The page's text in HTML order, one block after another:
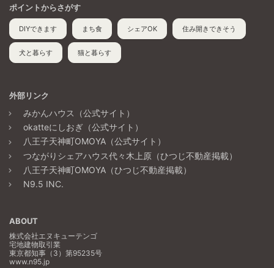
ポイントからさがす
DIYできます まち食 シェアOK 住み開きできそう
犬と暮らす 猫と暮らす
外部リンク
みかんハウス（公式サイト）
okatteにしおぎ（公式サイト）
八王子天神町OMOYA（公式サイト）
つながりシェアハウス代々木上原（ひつじ不動産掲載）
八王子天神町OMOYA（ひつじ不動産掲載）
N9.5 INC.
ABOUT
株式会社エヌキューテンゴ
宅地建物取引業
東京都知事（3）第95235号
www.n95.jp